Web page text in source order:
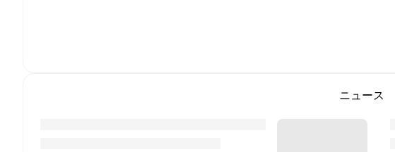
ニュース